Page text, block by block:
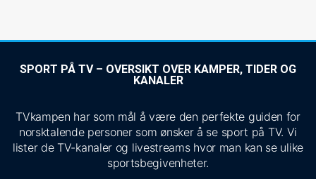
SPORT PÅ TV – OVERSIKT OVER KAMPER, TIDER OG
KANALER
TVkampen har som mål å være den perfekte guiden for
norsktalende personer som ønsker å se sport på TV. Vi
lister de TV-kanaler og livestreams hvor man kan se ulike
sportsbegivenheter.